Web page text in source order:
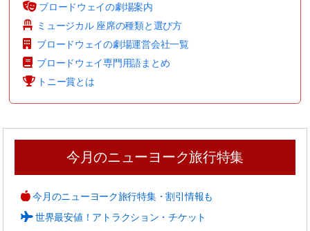
ブロードウェイの劇場案内
ミュージカル 座席の種類と選び方
ブロードウェイの劇場運営会社一覧
ブロードウェイ専門用語まとめ
トニー賞とは
今月のニューヨーク旅行特集
今月のニューヨーク旅行特集・割引情報も
世界最安値！アトラクション・チケット